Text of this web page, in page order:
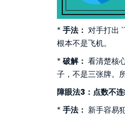
* 手法： 对手打出
根本不是飞机。
* 破解： 看清楚核
子，不是三张牌。
障眼法3：点数不
* 手法： 新手容易